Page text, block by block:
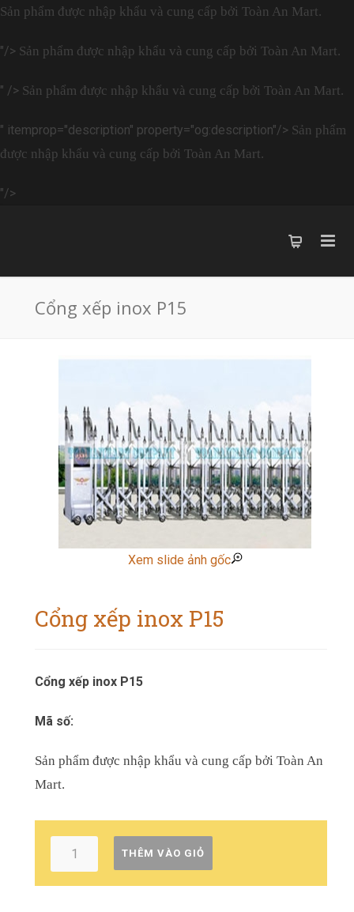
Sản phẩm được nhập khẩu và cung cấp bởi Toàn An Mart.
"/> Sản phẩm được nhập khẩu và cung cấp bởi Toàn An Mart.
" /> Sản phẩm được nhập khẩu và cung cấp bởi Toàn An Mart.
" itemprop="description" property="og:description"/> Sản phẩm
được nhập khẩu và cung cấp bởi Toàn An Mart.
"/>
Cổng xếp inox P15
Xem slide ảnh gốc
Cổng xếp inox P15
Cổng xếp inox P15
Mã số:
Sản phẩm được nhập khẩu và cung cấp bởi Toàn An
Mart.
THÊM VÀO GIỎ